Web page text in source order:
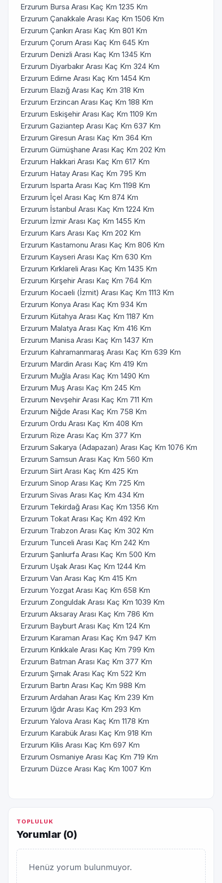
Erzurum Bursa Arası Kaç Km 1235 Km
Erzurum Çanakkale Arası Kaç Km 1506 Km
Erzurum Çankırı Arası Kaç Km 801 Km
Erzurum Çorum Arası Kaç Km 645 Km
Erzurum Denizli Arası Kaç Km 1345 Km
Erzurum Diyarbakır Arası Kaç Km 324 Km
Erzurum Edirne Arası Kaç Km 1454 Km
Erzurum Elazığ Arası Kaç Km 318 Km
Erzurum Erzincan Arası Kaç Km 188 Km
Erzurum Eskişehir Arası Kaç Km 1109 Km
Erzurum Gaziantep Arası Kaç Km 637 Km
Erzurum Giresun Arası Kaç Km 364 Km
Erzurum Gümüşhane Arası Kaç Km 202 Km
Erzurum Hakkari Arası Kaç Km 617 Km
Erzurum Hatay Arası Kaç Km 795 Km
Erzurum Isparta Arası Kaç Km 1198 Km
Erzurum İçel Arası Kaç Km 874 Km
Erzurum İstanbul Arası Kaç Km 1224 Km
Erzurum İzmir Arası Kaç Km 1455 Km
Erzurum Kars Arası Kaç Km 202 Km
Erzurum Kastamonu Arası Kaç Km 806 Km
Erzurum Kayseri Arası Kaç Km 630 Km
Erzurum Kırklareli Arası Kaç Km 1435 Km
Erzurum Kırşehir Arası Kaç Km 764 Km
Erzurum Kocaeli (İzmit) Arası Kaç Km 1113 Km
Erzurum Konya Arası Kaç Km 934 Km
Erzurum Kütahya Arası Kaç Km 1187 Km
Erzurum Malatya Arası Kaç Km 416 Km
Erzurum Manisa Arası Kaç Km 1437 Km
Erzurum Kahramanmaraş Arası Kaç Km 639 Km
Erzurum Mardin Arası Kaç Km 419 Km
Erzurum Muğla Arası Kaç Km 1490 Km
Erzurum Muş Arası Kaç Km 245 Km
Erzurum Nevşehir Arası Kaç Km 711 Km
Erzurum Niğde Arası Kaç Km 758 Km
Erzurum Ordu Arası Kaç Km 408 Km
Erzurum Rize Arası Kaç Km 377 Km
Erzurum Sakarya (Adapazarı) Arası Kaç Km 1076 Km
Erzurum Samsun Arası Kaç Km 560 Km
Erzurum Siirt Arası Kaç Km 425 Km
Erzurum Sinop Arası Kaç Km 725 Km
Erzurum Sivas Arası Kaç Km 434 Km
Erzurum Tekirdağ Arası Kaç Km 1356 Km
Erzurum Tokat Arası Kaç Km 492 Km
Erzurum Trabzon Arası Kaç Km 302 Km
Erzurum Tunceli Arası Kaç Km 242 Km
Erzurum Şanlıurfa Arası Kaç Km 500 Km
Erzurum Uşak Arası Kaç Km 1244 Km
Erzurum Van Arası Kaç Km 415 Km
Erzurum Yozgat Arası Kaç Km 658 Km
Erzurum Zonguldak Arası Kaç Km 1039 Km
Erzurum Aksaray Arası Kaç Km 786 Km
Erzurum Bayburt Arası Kaç Km 124 Km
Erzurum Karaman Arası Kaç Km 947 Km
Erzurum Kırıkkale Arası Kaç Km 799 Km
Erzurum Batman Arası Kaç Km 377 Km
Erzurum Şırnak Arası Kaç Km 522 Km
Erzurum Bartın Arası Kaç Km 988 Km
Erzurum Ardahan Arası Kaç Km 239 Km
Erzurum Iğdır Arası Kaç Km 293 Km
Erzurum Yalova Arası Kaç Km 1178 Km
Erzurum Karabük Arası Kaç Km 918 Km
Erzurum Kilis Arası Kaç Km 697 Km
Erzurum Osmaniye Arası Kaç Km 719 Km
Erzurum Düzce Arası Kaç Km 1007 Km
TOPLULUK
Yorumlar (0)
Henüz yorum bulunmuyor.